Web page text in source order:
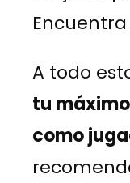
A todo
tu
como